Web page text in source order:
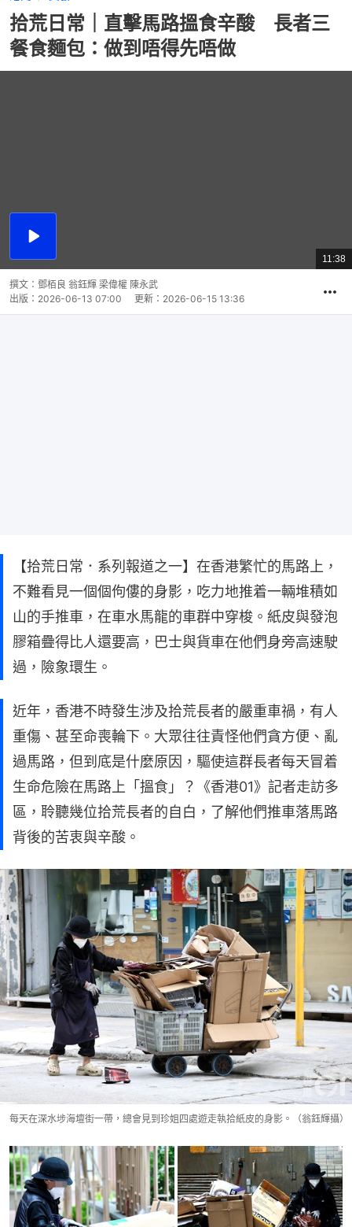
拾荒日常｜直擊馬路搵食辛酸 長者三
餐食麵包：做到唔得先唔做
播
片
總
共
間
11:38
撰文： 鄧栢良 翁鈺輝 梁偉權 陳永武
出版： 2026-06-13 07:00 更新： 2026-06-15 13:36
【拾荒日常．系列報道之一】在香港繁忙的馬路上，
不難看見一個個佝僂的身影，吃力地推着一輛堆積如
山的手推車，在車水馬龍的車群中穿梭。紙皮與發泡
膠箱疊得比人還要高，巴士與貨車在他們身旁高速駛
過，險象環生。
近年，香港不時發生涉及拾荒長者的嚴重車禍，有人
重傷、甚至命喪輪下。大眾往往責怪他們貪方便、亂
過馬路，但到底是什麼原因，驅使這群長者每天冒着
生命危險在馬路上「搵食」？《香港01》記者走訪多
區，聆聽幾位拾荒長者的自白，了解他們推車落馬路
背後的苦衷與辛酸。
每天在深水埗海壇街一帶，總會見到珍姐四處遊走執拾紙皮的身影。（翁鈺輝攝）